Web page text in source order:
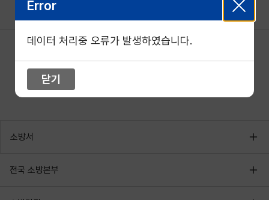
소방서
전국 소방본부
Error
데이터 처리중 오류가 발생하였습니다.
닫기